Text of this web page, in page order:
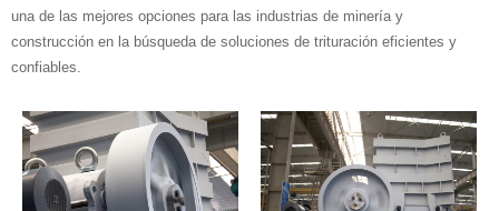
una de las mejores opciones para las industrias de minería y
construcción en la búsqueda de soluciones de trituración eficientes y
confiables.